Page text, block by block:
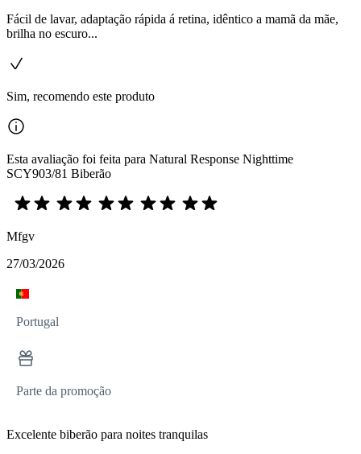
Fácil de lavar, adaptação rápida á retina, idêntico a mamã da mãe,
brilha no escuro...
Sim, recomendo este produto
Esta avaliação foi feita para Natural Response Nighttime
SCY903/81 Biberão
Mfgv
27/03/2026
Portugal
Parte da promoção
Excelente biberão para noites tranquilas